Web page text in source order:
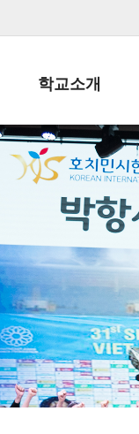
학교소개
학교장인사말
학생회장인사말
학교상징
학교 CI
교직원현황
학생현황
위치/전화
전경사진